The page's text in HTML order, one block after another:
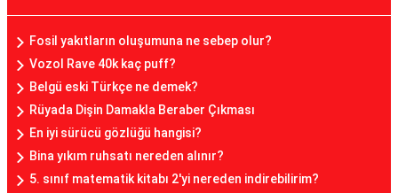
Fosil yakıtların oluşumuna ne sebep olur?
Vozol Rave 40k kaç puff?
Belgü eski Türkçe ne demek?
Rüyada Dişin Damakla Beraber Çıkması
En iyi sürücü gözlüğü hangisi?
Bina yıkım ruhsatı nereden alınır?
5. sınıf matematik kitabı 2'yi nereden indirebilirim?